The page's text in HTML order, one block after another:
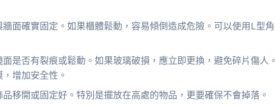
面確實固定。如果櫃體鬆動，容易傾倒造成危險。可以使用L型角
面是否有裂痕或鬆動。如果玻璃破損，應立即更換，避免碎片傷人
增加安全性。
移開或固定好。特別是擺放在高處的物品，更要確保不會掉落。